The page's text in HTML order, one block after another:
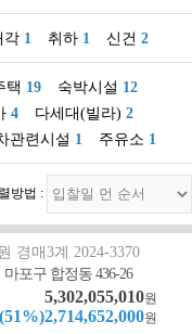
각 1 취하 1 신건 2
택 19 숙박시설 12
4 다세대(빌라) 2
관련시설 1 주유소 1
방법 :
경매3계 2024-3370
포구 합정동 436-26
5,302,055,010원
(51%)2,714,652,000원